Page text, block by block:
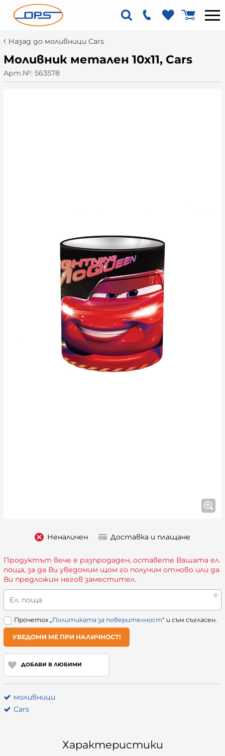
Назад до моливници Cars
Моливник метален 10х11, Cars
Арт.№: 563578
Неналичен Доставка и плащане
Продуктът вече е разпродаден, оставете Вашата ел.
поща, за да Ви уведомим щом го получим отново или да
Ви предложим негов заместител.
Ел. поща
Прочетох „Политиката за поверителност“ и съм съгласен.
УВЕДОМИ МЕ ПРИ НАЛИЧНОСТ!
ДОБАВИ В ЛЮБИМИ
моливници
Cars
Характеристики